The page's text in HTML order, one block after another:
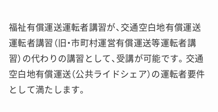
福祉有償運送運転者講習が、交通空白地有償運送
運転者講習（旧・市町村運営有償運送等運転者講
習）の代わりの講習として、受講が可能です。交通
空白地有償運送（公共ライドシェア）の運転者要件
として満たします。